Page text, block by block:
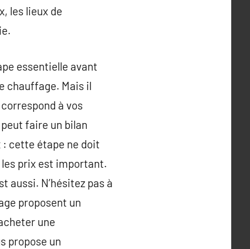
les lieux de
essentielle avant
chauffage. Mais il
à vos
faire un bilan
: cette étape ne doit
prix est important.
aussi. N’hésitez pas à
proposent un
une
propose un